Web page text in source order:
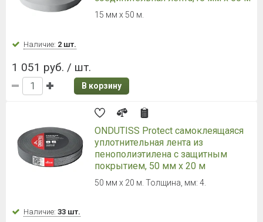
Наличие:Уточняйте
152.50 руб./ м2
В корзину
Planter (Плантер) standard 10х2 м
10х2 м
Уточняйте
156.10 руб./ м2